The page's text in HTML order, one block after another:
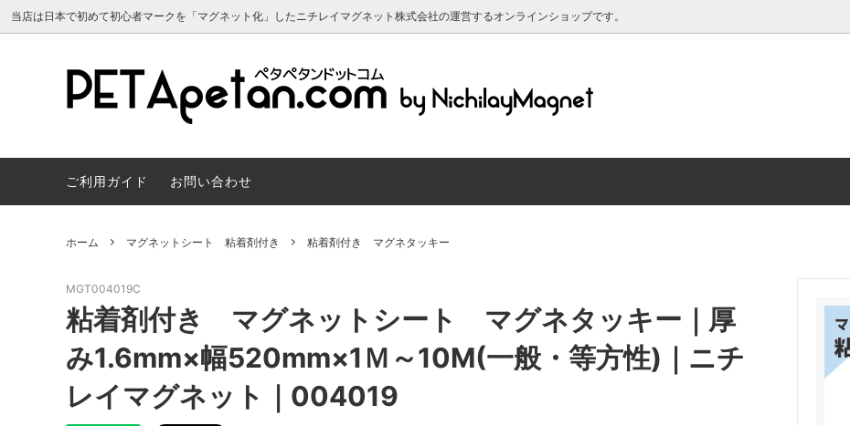
当店は日本で初めて初心者マークを「マグネット化」したニチレイマグネット株式会社の運営するオンラインショップです。
マグネットシート 両面カラー
マグネット販促・OEM／ノベルティ制
作
車用マグネット（高齢者マーク・もみじ
マーク・よつばマーク）
【特価品】マグネットシート端材（
き・原反）
ご利用ガイド お問い合わせ
ホーム マグネットシート 粘着剤付き 粘着剤付き マグネタッキー
MGT004019C
粘着剤付き マグネットシート マグネタッキー｜厚
み1.6mm×幅520mm×1Ｍ～10M(一般・等方性)｜ニチ
レイマグネット｜004019